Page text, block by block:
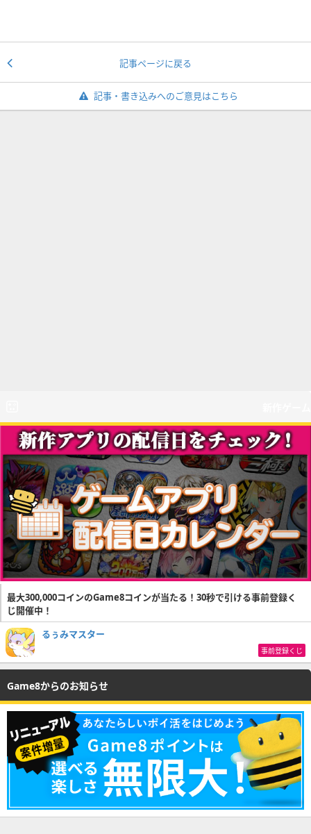
記事ページに戻る
記事・書き込みへのご意見はこちら
最大300,000コインのGame8コインが当たる！30秒で引ける事前登録く
じ開催中！
るぅみマスター
事前登録くじ
Game8からのお知らせ